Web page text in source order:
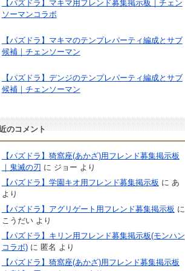
【パズドラ】マキマ用フレンド募集掲示板｜チェン
ソーマンコラボ
【パズドラ】マキマのテンプレパーティ編成とサブ
候補｜チェンソーマン
【パズドラ】デンジのテンプレパーティ編成とサブ
候補｜チェンソーマン
のコメント
【パズドラ】猗窩座(あかざ)用フレンド募集掲示板
｜鬼滅の刃 に ジョー より
【パズドラ】学園キオ用フレンド募集掲示板 に あ
より
【パズドラ】アグリゲート用フレンド募集掲示板 に
こうだいより
【パズドラ】キリン用フレンド募集掲示板(モンハン
コラボ)に 匿名 より
【パズドラ】猗窩座(あかざ)用フレンド募集掲示板